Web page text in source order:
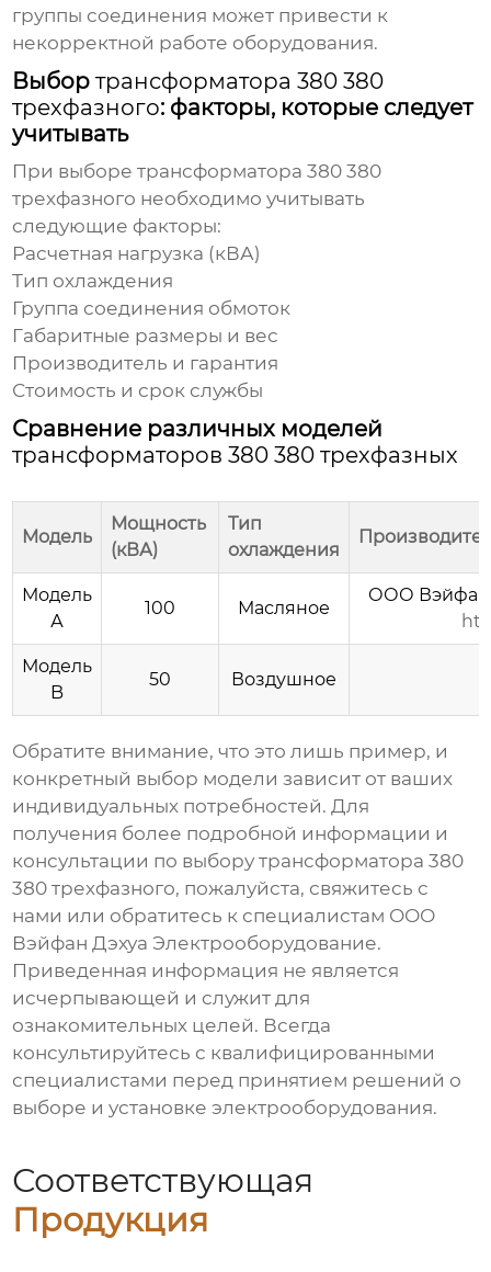
группы соединения может привести к
некорректной работе оборудования.
Выбортрансформатора 380 380
трехфазного: факторы, которые следует
учитывать
При выборетрансформатора 380 380
трехфазного необходимо учитывать
следующие факторы:
Расчетная нагрузка (кВА)
Тип охлаждения
Группа соединения обмоток
Габаритные размеры и вес
Производитель и гарантия
Стоимость и срок службы
Сравнение различных моделей
трансформаторов 380 380 трехфазных
Модель
Мощность
(кВА)
Тип
охлаждения
Модель
А
100 Масляное
ООО Вэйфан
Модель
B
50 Воздушное
Обратите внимание, что это лишь пример, и
конкретный выбор модели зависит от ваших
индивидуальных потребностей. Для
получения более подробной информации и
консультации по выборутрансформатора 380
380 трехфазного, пожалуйста, свяжитесь с
нами или обратитесь к специалистам ООО
Вэйфан Дэхуа Электрооборудование.
Приведенная информация не является
исчерпывающей и служит для
ознакомительных целей. Всегда
консультируйтесь с квалифицированными
специалистами перед принятием решений о
выборе и установке электрооборудования.
Соответствующая
Продукция